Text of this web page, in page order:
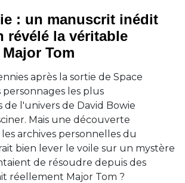
: un manuscrit inédit
révélé la véritable
Tom
après la sortie de Space
les plus
l'univers de David Bowie
Mais une découverte
archives personnelles du
bien lever le voile sur un mystère
de résoudre depuis des
réellement Major Tom ?